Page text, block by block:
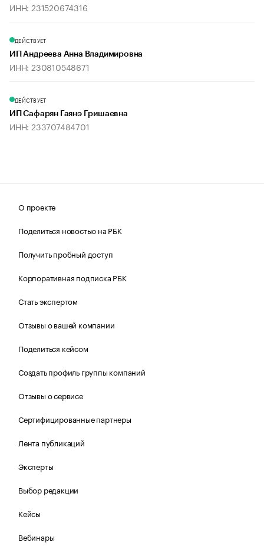
ИНН: 231520674316
ДЕЙСТВУЕТ
ИП Андреева Анна Владимировна
ИНН: 230810548671
ДЕЙСТВУЕТ
ИП Сафарян Гаянэ Гришаевна
ИНН: 233707484701
О проекте
Поделиться новостью на РБК
Получить пробный доступ
Корпоративная подписка РБК
Стать экспертом
Отзывы о вашей компании
Поделиться кейсом
Создать профиль группы компаний
Отзывы о сервисе
Сертифицированные партнеры
Лента публикаций
Эксперты
Выбор редакции
Кейсы
Вебинары